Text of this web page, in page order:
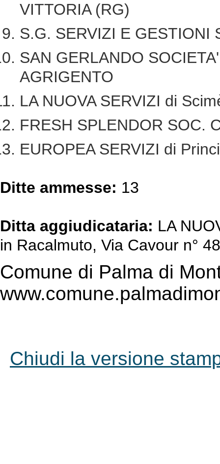
VITTORIA (RG)
S.G. SERVIZI E GESTIONI
SAN GERLANDO
AGRIGENTO
LA NUOVA SERVIZI di
FRESH SPLENDOR SOC.
EUROPEA SERVIZI di
Ditte ammesse: 13
Ditta aggiudicataria: LA
in Racalmuto, Via Cavour n°
Comune di Palma di
Chiudi la versione